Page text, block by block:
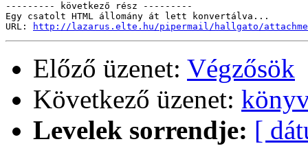
--------- következő rész ---------
Egy csatolt HTML állomány át lett konvertálva...
URL:
http://lazarus.elte.hu/pipermail/hallgato/
Előző üzenet: Végzősök
Következő üzenet:
Levelek sorrendje: [